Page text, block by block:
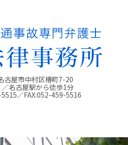
古屋市中村区椿町7-20
名古屋駅から徒歩1分
／FAX:052-459-5516